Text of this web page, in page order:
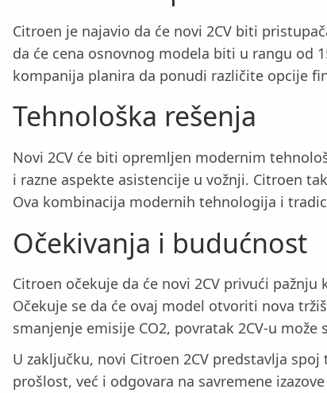
Citroen je najavio da će novi 2CV biti
da će cena osnovnog modela biti u rangu od
kompanija planira da ponudi različite opcije
Tehnološka rešenja
Novi 2CV će biti opremljen modernim
i razne aspekte asistencije u vožnji. Citroen
Ova kombinacija modernih tehnologija i
Očekivanja i budućnost
Citroen očekuje da će novi 2CV privući
Očekuje se da će ovaj model otvoriti nova
smanjenje emisije CO2, povratak 2CV-u
U zaključku, novi Citroen 2CV predstavlja
prošlost, već i odgovara na savremene